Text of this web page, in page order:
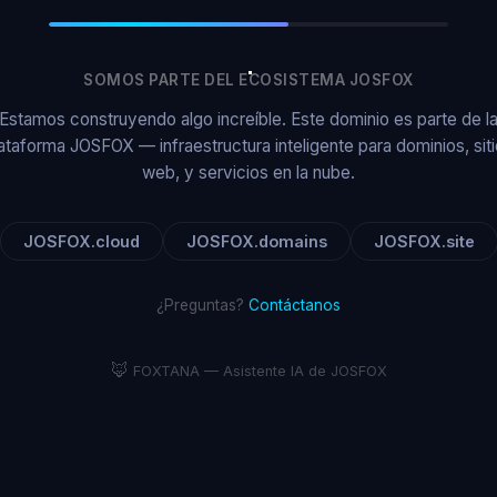
SOMOS PARTE DEL ECOSISTEMA JOSFOX
Estamos construyendo algo increíble. Este dominio es parte de la
JOSFOX — infraestructura inteligente para dominios,
web, y servicios en la nube.
JOSFOX.cloud JOSFOX.domains JOSFOX.site
¿Preguntas? Contáctanos
🦊 FOXTANA — Asistente IA de JOSFOX